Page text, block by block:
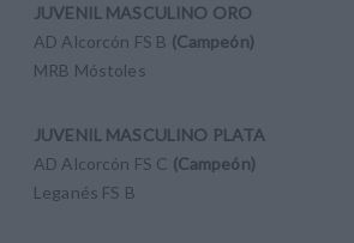
JUVENIL MASCULINO ORO
AD Alcorcón FS B (Campeón)
MRB Móstoles
JUVENIL MASCULINO PLATA
AD Alcorcón FS C (Campeón)
Leganés FS B